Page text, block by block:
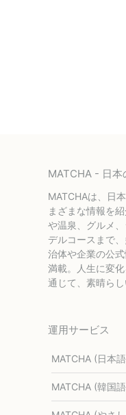
MATCHA - 日本
MATCHAは、日
まざまな情報を
や温泉、グルメ
デルコースまで
治体や企業の公
満載。人生に変
通じて、素晴ら
運用サービス
MATCHA (日本
MATCHA (韓国